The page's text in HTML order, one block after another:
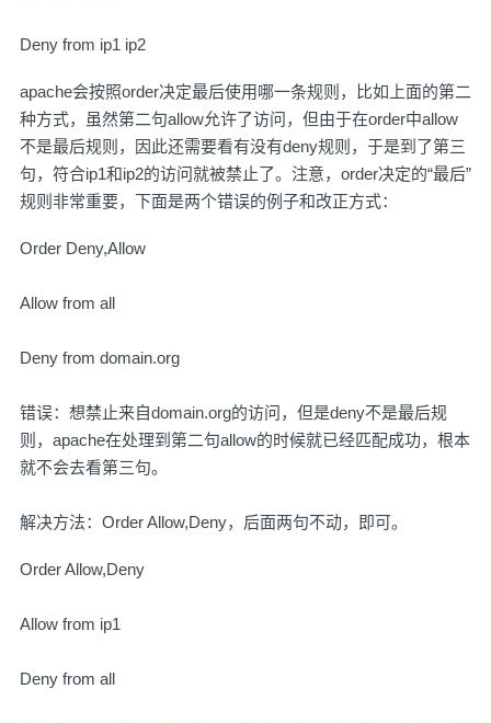
Deny from ip1 ip2
apache会按照order决定最后使用哪一条规则，比如上面的第二
种方式，虽然第二句allow允许了访问，但由于在order中allow
不是最后规则，因此还需要看有没有deny规则，于是到了第三
句，符合ip1和ip2的访问就被禁止了。注意，order决定的“最后”
规则非常重要，下面是两个错误的例子和改正方式：
Order Deny,Allow
Allow from all
Deny from domain.org
错误：想禁止来自domain.org的访问，但是deny不是最后规
则，apache在处理到第二句allow的时候就已经匹配成功，根本
就不会去看第三句。
解决方法：Order Allow,Deny，后面两句不动，即可。
Order Allow,Deny
Allow from ip1
Deny from all